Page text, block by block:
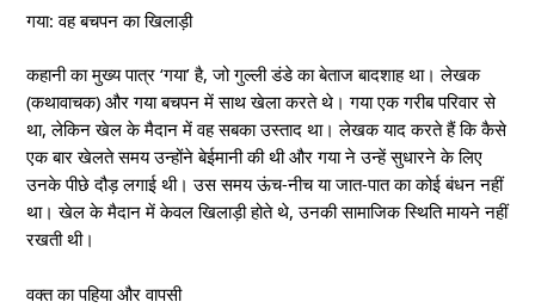
गया: वह बचपन का खिलाड़ी
कहानी का मुख्य पात्र ‘गया’ है, जो गुल्ली डंडे का बेताज बादशाह था। लेखक
(कथावाचक) और गया बचपन में साथ खेला करते थे। गया एक गरीब परिवार से
था, लेकिन खेल के मैदान में वह सबका उस्ताद था। लेखक याद करते हैं कि कैसे
एक बार खेलते समय उन्होंने बेईमानी की थी और गया ने उन्हें सुधारने के लिए
उनके पीछे दौड़ लगाई थी। उस समय ऊंच-नीच या जात-पात का कोई बंधन नहीं
था। खेल के मैदान में केवल खिलाड़ी होते थे, उनकी सामाजिक स्थिति मायने नहीं
रखती थी।
वक्त का पहिया और वापसी